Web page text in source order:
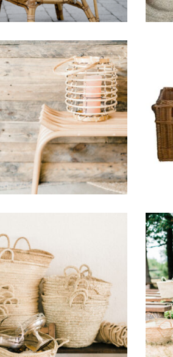
Rotin » Sarah
«
6,60€
Panier « Amir »
5,00 €